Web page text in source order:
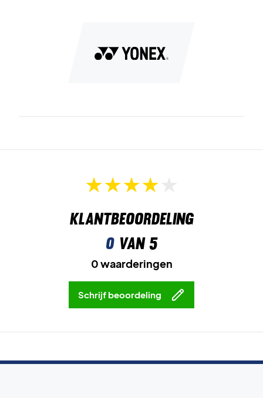
Klantbeoordeling
0van 5
0 waarderingen
Schrijf beoordeling